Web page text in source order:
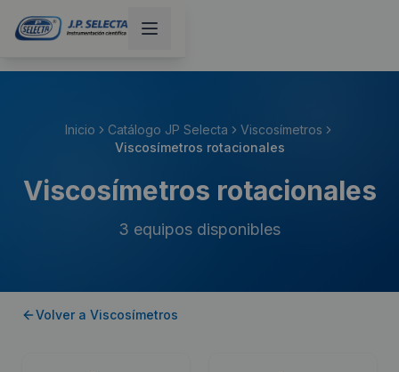
Inicio Catálogo JP Selecta
Viscosímetros
Viscosímetros rotacionales
Viscosímetros rotacionales
3 equipos disponibles
Volver a Viscosímetros